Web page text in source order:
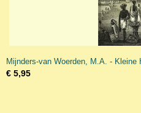
Mijnders-van Woerden, M.A. - Kleine
€ 5,95